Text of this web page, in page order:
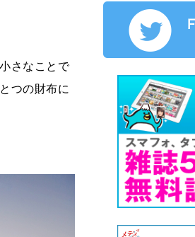
さなことで
つの財布に